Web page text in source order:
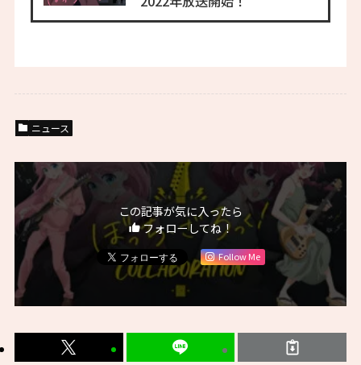
ニュース
この記事が気に入ったら
フォローしてね！
Follow Me